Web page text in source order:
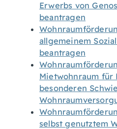
Erwerbs von
beantragen
allgemeinem
beantragen
Mietwohnraum für
besonderen
selbst genutztem